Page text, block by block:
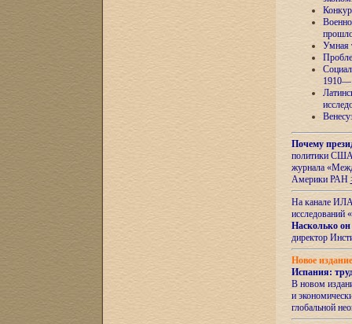
Умная
Почему
политики США
журнала
Америки РАН
На канале ИЛА
исследований «
Насколько он
директор
Новое
Испания:
В новом
и
глобальной